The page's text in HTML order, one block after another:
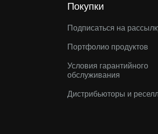
Покупки
Подписаться на
Портфолио продуктов
Условия гарантийного
обслуживания
Дистрибьюторы и